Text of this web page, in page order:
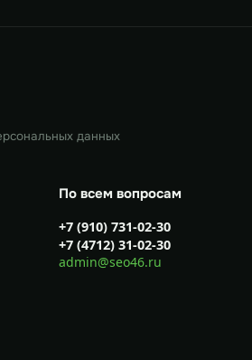
данных
По всем вопросам
+7 (910) 731-02-30
+7 (4712) 31-02-30
admin@seo46.ru